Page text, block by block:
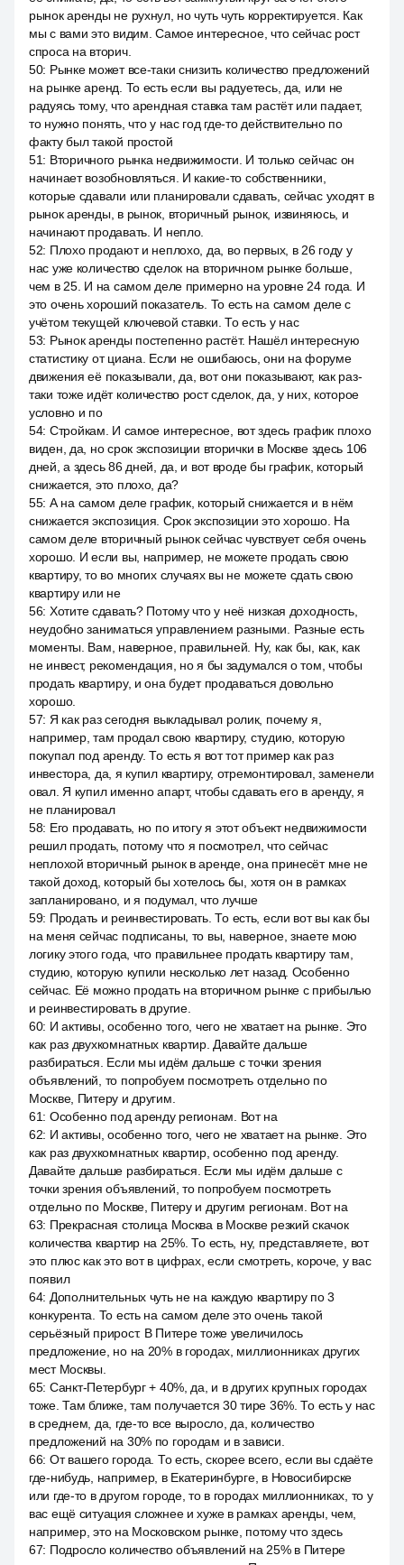
рынок аренды не рухнул, но чуть чуть корректируется. Как
мы с вами это видим. Самое интересное, что сейчас рост
спроса на вторич.
50: Рынке может все-таки снизить количество предложений
на рынке аренд. То есть если вы радуетесь, да, или не
радуясь тому, что арендная ставка там растёт или падает,
то нужно понять, что у нас год где-то действительно по
факту был такой простой
51: Вторичного рынка недвижимости. И только сейчас он
начинает возобновляться. И какие-то собственники,
которые сдавали или планировали сдавать, сейчас уходят в
рынок аренды, в рынок, вторичный рынок, извиняюсь, и
начинают продавать. И непло.
52: Плохо продают и неплохо, да, во первых, в 26 году у
нас уже количество сделок на вторичном рынке больше,
чем в 25. И на самом деле примерно на уровне 24 года. И
это очень хороший показатель. То есть на самом деле с
учётом текущей ключевой ставки. То есть у нас
53: Рынок аренды постепенно растёт. Нашёл интересную
статистику от циана. Если не ошибаюсь, они на форуме
движения её показывали, да, вот они показывают, как раз-
таки тоже идёт количество рост сделок, да, у них, которое
условно и по
54: Стройкам. И самое интересное, вот здесь график плохо
виден, да, но срок экспозиции вторички в Москве здесь 106
дней, а здесь 86 дней, да, и вот вроде бы график, который
снижается, это плохо, да?
55: А на самом деле график, который снижается и в нём
снижается экспозиция. Срок экспозиции это хорошо. На
самом деле вторичный рынок сейчас чувствует себя очень
хорошо. И если вы, например, не можете продать свою
квартиру, то во многих случаях вы не можете сдать свою
квартиру или не
56: Хотите сдавать? Потому что у неё низкая доходность,
неудобно заниматься управлением разными. Разные есть
моменты. Вам, наверное, правильней. Ну, как бы, как, как
не инвест, рекомендация, но я бы задумался о том, чтобы
продать квартиру, и она будет продаваться довольно
хорошо.
57: Я как раз сегодня выкладывал ролик, почему я,
например, там продал свою квартиру, студию, которую
покупал под аренду. То есть я вот тот пример как раз
инвестора, да, я купил квартиру, отремонтировал, заменели
овал. Я купил именно апарт, чтобы сдавать его в аренду, я
не планировал
58: Его продавать, но по итогу я этот объект недвижимости
решил продать, потому что я посмотрел, что сейчас
неплохой вторичный рынок в аренде, она принесёт мне не
такой доход, который бы хотелось бы, хотя он в рамках
запланировано, и я подумал, что лучше
59: Продать и реинвестировать. То есть, если вот вы как бы
на меня сейчас подписаны, то вы, наверное, знаете мою
логику этого года, что правильнее продать квартиру там,
студию, которую купили несколько лет назад. Особенно
сейчас. Её можно продать на вторичном рынке с прибылью
и реинвестировать в другие.
60: И активы, особенно того, чего не хватает на рынке. Это
как раз двухкомнатных квартир. Давайте дальше
разбираться. Если мы идём дальше с точки зрения
объявлений, то попробуем посмотреть отдельно по
Москве, Питеру и другим.
61: Особенно под аренду регионам. Вот на
62: И активы, особенно того, чего не хватает на рынке. Это
как раз двухкомнатных квартир, особенно под аренду.
Давайте дальше разбираться. Если мы идём дальше с
точки зрения объявлений, то попробуем посмотреть
отдельно по Москве, Питеру и другим регионам. Вот на
63: Прекрасная столица Москва в Москве резкий скачок
количества квартир на 25%. То есть, ну, представляете, вот
это плюс как это вот в цифрах, если смотреть, короче, у вас
появил
64: Дополнительных чуть не на каждую квартиру по 3
конкурента. То есть на самом деле это очень такой
серьёзный прирост. В Питере тоже увеличилось
предложение, но на 20% в городах, миллионниках других
мест Москвы.
65: Санкт-Петербург + 40%, да, и в других крупных городах
тоже. Там ближе, там получается 30 тире 36%. То есть у нас
в среднем, да, где-то все выросло, да, количество
предложений на 30% по городам и в зависи.
66: От вашего города. То есть, скорее всего, если вы сдаёте
где-нибудь, например, в Екатеринбурге, в Новосибирске
или где-то в другом городе, то в городах миллионниках, то у
вас ещё ситуация сложнее и хуже в рамках аренды, чем,
например, это на Московском рынке, потому что здесь
67: Подросло количество объявлений на 25% в Питере